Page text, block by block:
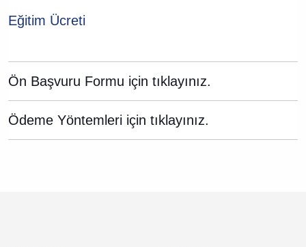
Eğitim Ücreti
Ön Başvuru Formu için tıklayınız.
Ödeme Yöntemleri için tıklayınız.